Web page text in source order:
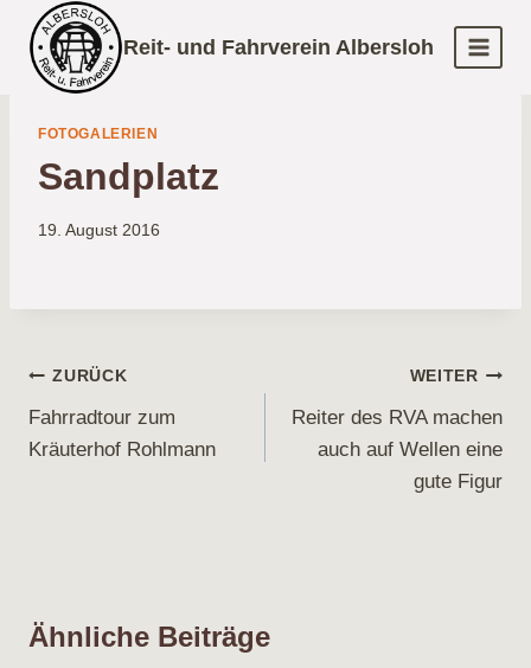
Inhalt
springen
Reit- und Fahrverein Albersloh
FOTOGALERIEN
Sandplatz
19. August 2016
Beitragsnavigation
ZURÜCK
Fahrradtour zum
Kräuterhof Rohlmann
WEITER
Reiter des RVA machen
auch auf Wellen eine
gute Figur
Ähnliche Beiträge